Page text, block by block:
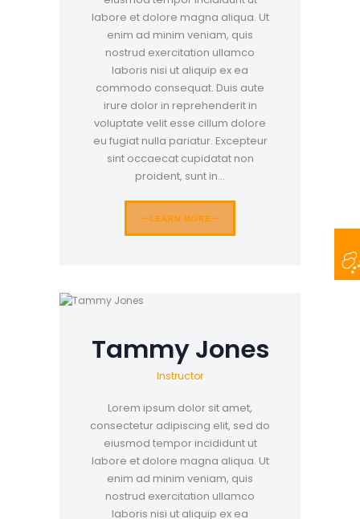
labore et dolore magna aliqua. Ut
enim ad minim veniam, quis
nostrud exercitation ullamco
laboris nisi ut aliquip ex ea
commodo consequat. Duis aute
irure dolor in reprehenderit in
voluptate velit esse cillum dolore
eu fugiat nulla pariatur. Excepteur
sint occaecat cupidatat non
proident, sunt in…
LEARN MORE
Tammy Jones
Instructor
Lorem ipsum dolor sit amet,
consectetur adipiscing elit, sed do
eiusmod tempor incididunt ut
labore et dolore magna aliqua. Ut
enim ad minim veniam, quis
nostrud exercitation ullamco
laboris nisi ut aliquip ex ea